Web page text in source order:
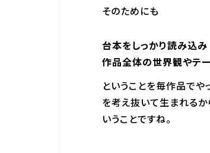
そのためにも
台本をしっかり読み込み
作品全体の世界観やテ
ということを毎作品でや
を考え抜いて生まれるか
いうことですね。